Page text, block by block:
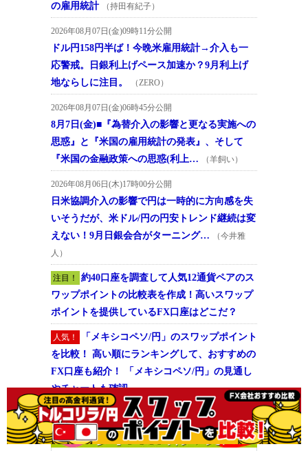
の雇用統計
（持田有紀子）
2026年08月07日(金)09時11分公開
ドル円158円半ば！今晩米雇用統計→介入も一
応警戒。日銀利上げペース加速か？9月利上げ
地ならしに注目。
（ZERO）
2026年08月07日(金)06時45分公開
8月7日(金)■『為替介入の影響と更なる実施への
思惑』と『米国の雇用統計の発表』、そして
『米国の金融政策への思惑(利上…
（羊飼い）
2026年08月06日(木)17時00分公開
日米協調介入の影響で円は一時的に方向感を失
いそうだが、米ドル/円の円安トレンド継続は変
えない！9月日銀会合がターニング…
（今井雅
人）
注目！
約40口座を調査して人気12通貨ペアのス
ワップポイントの比較表を作成！高いスワップ
ポイントを提供しているFX口座はどこだ？
人気！
「メキシコペソ/円」のスワップポイント
を比較！ 高い順にランキングして、おすすめの
FX口座も紹介！ 「メキシコペソ/円」の見通し
やチャートも確認